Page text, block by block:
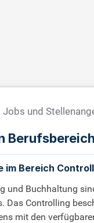
und
Bereich
und Buchhaltung
Das Controlling
mit den